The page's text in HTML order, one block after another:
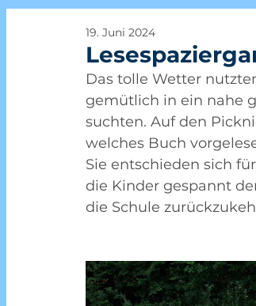
19. Juni 2024
Das tolle Wetter
gemütlich in ein nahe
suchten. Auf den
welches Buch
Sie entschieden sich
die Kinder gespannt
die Schule